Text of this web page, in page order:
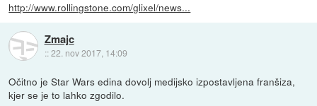
http://www.rollingstone.com/glixel/news...
Zmajc
::22. nov 2017, 14:09
Očitno je Star Wars edina dovolj medijsko izpostavljena franšiza,
kjer se je to lahko zgodilo.